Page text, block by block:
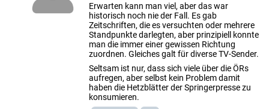
Erwarten kann man viel, aber das war
historisch noch nie der Fall. Es gab
Zeitschriften, die es versuchten oder mehrere
Standpunkte darlegten, aber prinzipiell konnte
man die immer einer gewissen Richtung
zuordnen. Gleiches galt für diverse TV-Sender.
Seltsam ist nur, dass sich viele über die ÖRs
aufregen, aber selbst kein Problem damit
haben die Hetzblätter der Springerpresse zu
konsumieren.